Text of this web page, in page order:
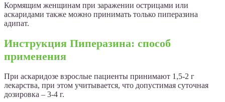
Кормящим женщинам при заражении острицами или
аскаридами также можно принимать только пиперазина
адипат.
Инструкция Пиперазина: способ
применения
При аскаридозе взрослые пациенты принимают 1,5-2 г
лекарства, при этом учитывается, что допустимая суточная
дозировка – 3-4 г.